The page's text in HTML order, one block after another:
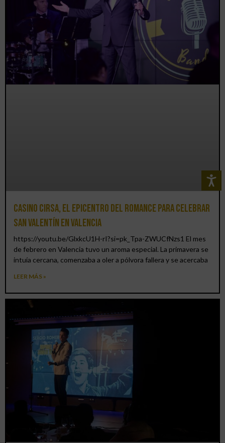
Casino CIRSA, el epicentro del romance para celebrar
San Valentín en Valencia
https://youtu.be/GlxkcU1H-rI?si=pk_Tpa-ZWUCfNzs1 El mes
de febrero en Valencia tuvo un aroma especial. La primavera se
intuía cercana, comenzaba a oler a pólvora fallera y se acercaba
LEER MÁS »